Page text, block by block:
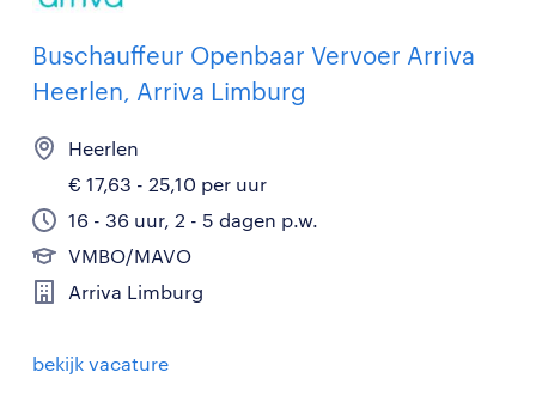
Buschauffeur Openbaar Vervoer Arriva
Heerlen, Arriva Limburg
Heerlen
€ 17,63 - 25,10 per uur
16 - 36 uur, 2 - 5 dagen p.w.
VMBO/MAVO
Arriva Limburg
bekijk vacature